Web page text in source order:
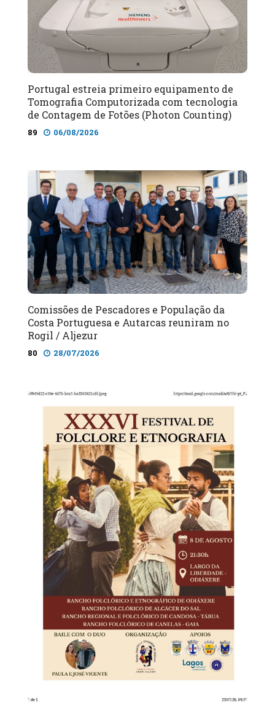
Portugal estreia primeiro equipamento de
Tomografia Computorizada com tecnologia
de Contagem de Fotões (Photon Counting)
89 06/08/2026
Comissões de Pescadores e População da
Costa Portuguesa e Autarcas reuniram no
Rogil / Aljezur
80 28/07/2026